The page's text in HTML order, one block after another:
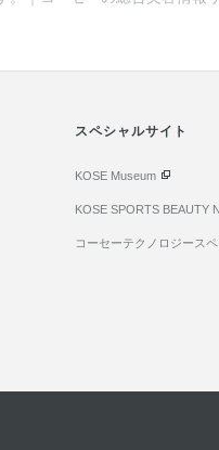
スペシャルサイト
KOSE Museum
KOSE SPORTS BEAUTY
コーセーテクノロジース